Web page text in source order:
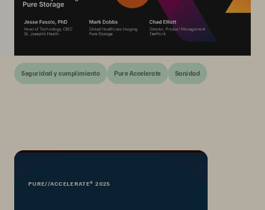
Seguridad y cumplimiento Pure Accelerate Sanidad
PURE//ACCELERATE® 2025